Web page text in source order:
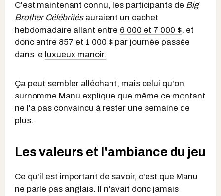
C'est maintenant connu, les participants de Big
Brother Célébritésauraient un cachet
hebdomadaire allant entre 6 000 et 7 000 $, et
donc entre 857 et 1 000 $ par journée passée
dans le luxueux manoir.
Ça peut sembler alléchant, mais celui qu'on
surnomme Manu explique que même ce montant
ne l'a pas convaincu à rester une semaine de
plus.
Les valeurs et l'ambiance du jeu
Ce qu'il est important de savoir, c'est que Manu
ne parle pas anglais. Il n'avait donc jamais